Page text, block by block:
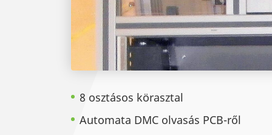
8 osztásos körasztal
Automata DMC olvasás PCB-ről